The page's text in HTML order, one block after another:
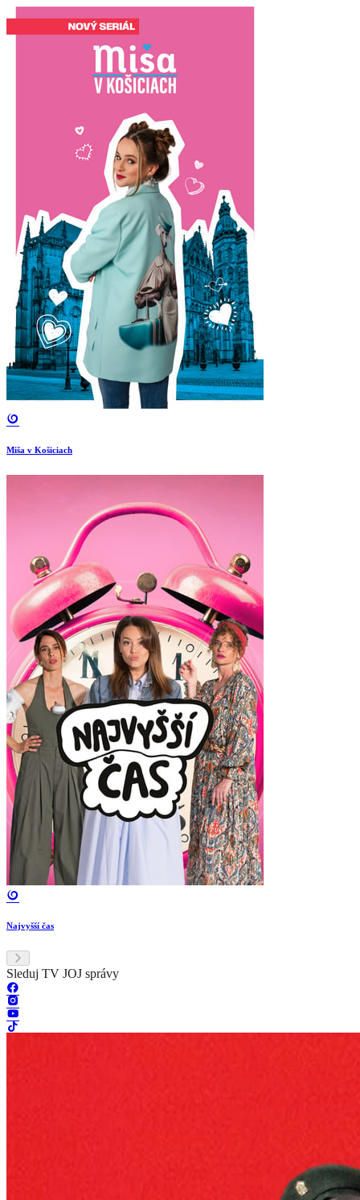
Miša v Košiciach
Najvyšší čas
Sleduj TV JOJ správy